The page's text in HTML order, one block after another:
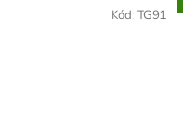
Kód: TG91